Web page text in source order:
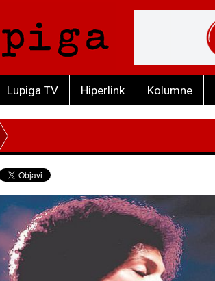
Lupiga TV Hiperlink Kolumne